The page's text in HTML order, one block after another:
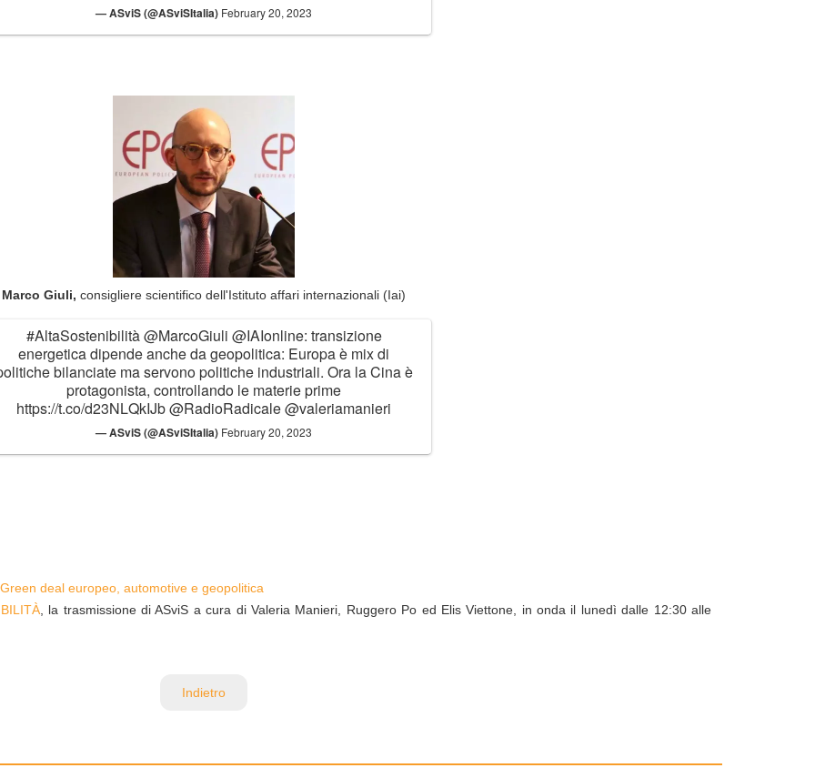
— ASviS (@ASviSItalia) February 20, 2023
Marco Giuli, consigliere scientifico dell'Istituto affari internazionali (Iai)
#AltaSostenibilità@MarcoGiuli @IAIonline: transizione
energetica dipende anche da geopolitica: Europa è mix di
bilanciate ma servono politiche industriali. Ora la Cina è
protagonista, controllando le materie prime
https://t.co/d23NLQkIJb@RadioRadicale@valeriamanieri
— ASviS (@ASviSItalia) February 20, 2023
Green deal europeo, automotive e geopolitica
, la trasmissione di ASviS a cura di Valeria Manieri, Ruggero Po ed Elis Viettone, in onda il lunedì dalle 12:30 alle
Indietro